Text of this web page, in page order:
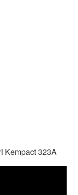
Kempact 323A